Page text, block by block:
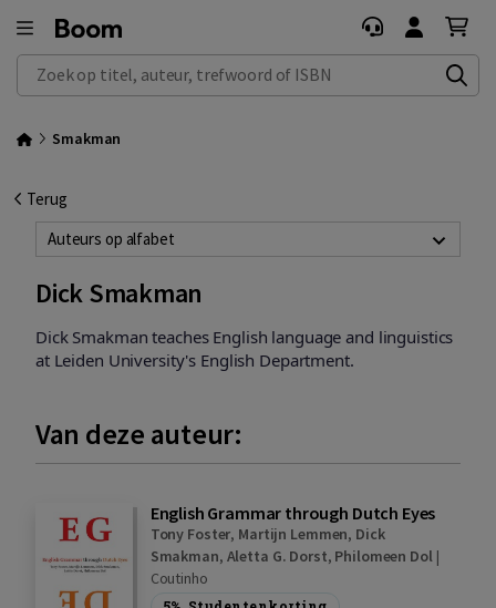
Zoek op titel, auteur, trefwoord of ISBN
Smakman
Terug
Auteurs op alfabet
Dick Smakman
Dick Smakman teaches English language and linguistics
at Leiden University's English Department.
Van deze auteur:
English Grammar through Dutch Eyes
Tony Foster, Martijn Lemmen, Dick
Smakman, Aletta G. Dorst, Philomeen Dol|
Coutinho